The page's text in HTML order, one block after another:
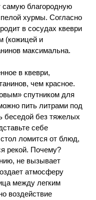
благородную
хурмы. Согласно
в сосудах квеври
(кожицей и
максимальна.
в квеври,
чем красное.
спутником для
пить литрами под
беседой без тяжелых
себе
ломится от блюд,
рекой. Почему?
не вызывает
атмосферу
между легким
воздействие